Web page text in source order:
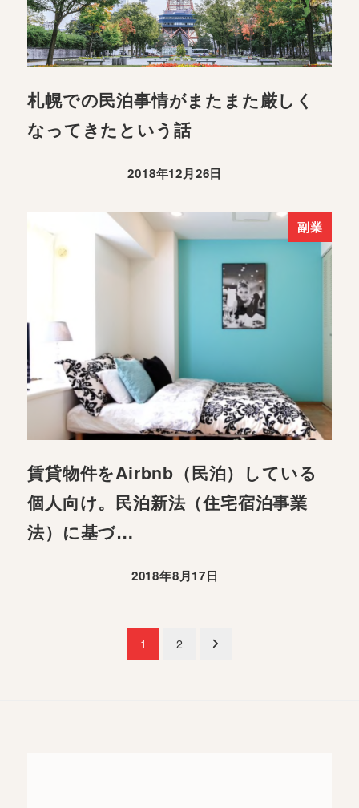
札幌での民泊事情がまたまた厳しく
なってきたという話
2018年12月26日
副業
賃貸物件をAirbnb（民泊）している
個人向け。民泊新法（住宅宿泊事業
法）に基づ…
2018年8月17日
1 2